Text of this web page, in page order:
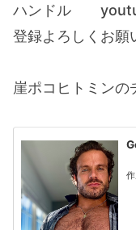
ハンドル
登録よろしくお願
崖ポコヒトミンの